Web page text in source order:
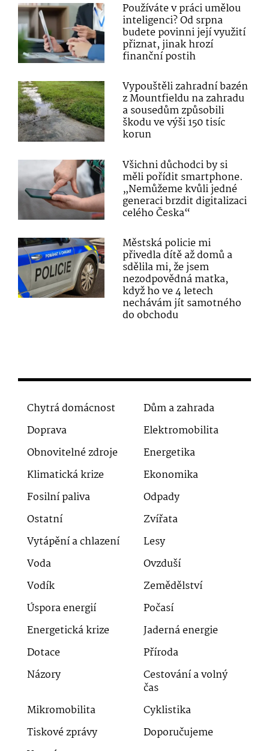
Používáte v práci umělou
inteligenci? Od srpna
budete povinni její využití
přiznat, jinak hrozí
finanční postih
Vypouštěli zahradní bazén
z Mountfieldu na zahradu
a sousedům způsobili
škodu ve výši 150 tisíc
korun
Všichni důchodci by si
měli pořídit smartphone.
„Nemůžeme kvůli jedné
generaci brzdit digitalizaci
celého Česka“
Městská policie mi
přivedla dítě až domů a
sdělila mi, že jsem
nezodpovědná matka,
když ho ve 4 letech
nechávám jít samotného
do obchodu
Chytrá domácnost
Dům a zahrada
Doprava
Elektromobilita
Obnovitelné zdroje
Energetika
Klimatická krize
Ekonomika
Fosilní paliva
Odpady
Ostatní
Zvířata
Vytápění a chlazení
Lesy
Voda
Ovzduší
Vodík
Zemědělství
Úspora energií
Počasí
Energetická krize
Jaderná energie
Dotace
Příroda
Názory
Cestování a volný
čas
Mikromobilita
Cyklistika
Tiskové zprávy
Doporučujeme